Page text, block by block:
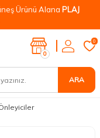
Ürünü Alana PLAJ
ARA
0
0